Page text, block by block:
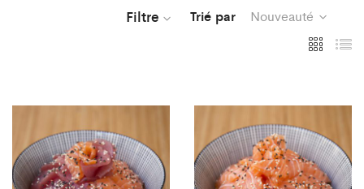
Filtre Trié par Nouveauté